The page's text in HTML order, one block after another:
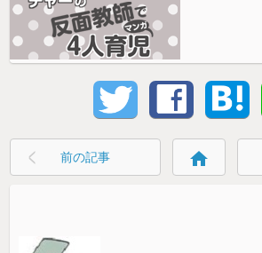
前の記事 home